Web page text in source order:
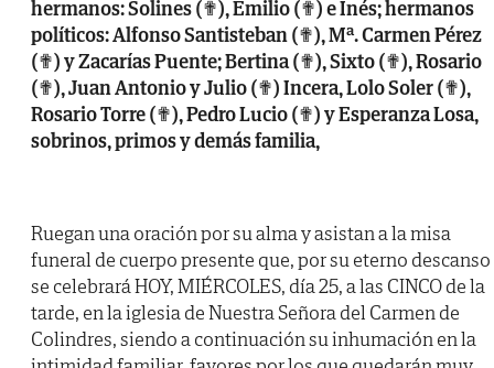
hermanos: Solines (✟), Emilio (✟) e Inés; hermanos
políticos: Alfonso Santisteban (✟), Mª. Carmen Pérez
(✟) y Zacarías Puente; Bertina (✟), Sixto (✟), Rosario
(✟), Juan Antonio y Julio (✟) Incera, Lolo Soler (✟),
Rosario Torre (✟), Pedro Lucio (✟) y Esperanza Losa,
sobrinos, primos y demás familia,
Ruegan una oración por su alma y asistan a la misa
funeral de cuerpo presente que, por su eterno descanso
se celebrará HOY, MIÉRCOLES, día 25, a las CINCO de la
tarde, en la iglesia de Nuestra Señora del Carmen de
Colindres, siendo a continuación su inhumación en la